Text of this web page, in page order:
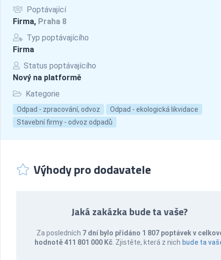
Poptávající
Firma, Praha 8
Typ poptávajícího
Firma
Status poptávajícího
Nový na platformě
Kategorie
Odpad - zpracování, odvoz
Odpad - ekologická likvidace
Stavební firmy - odvoz odpadů
Výhody pro dodavatele
Jaká zakázka bude ta vaše?
Za posledních 7 dní bylo přidáno 1 807 poptávek v
hodnotě 411 801 000 Kč . Zjistěte, která z nich bude ta